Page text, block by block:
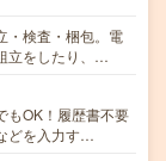
・検査・梱包。電
立をしたり、…
もOK！履歴書不要
どを入力す…